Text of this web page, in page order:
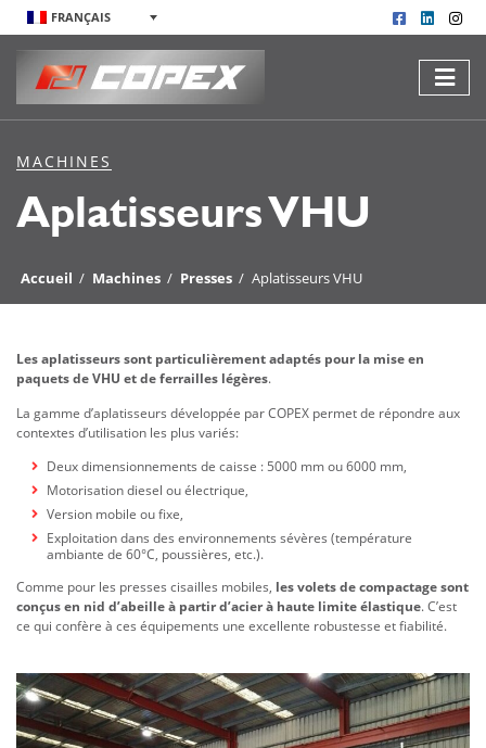
FRANÇAIS
MACHINES
Aplatisseurs VHU
Accueil / Machines / Presses / Aplatisseurs VHU
Les aplatisseurs sont particulièrement adaptés pour la mise en
paquets de VHU et de ferrailles légères.
La gamme d’aplatisseurs développée par COPEX permet de répondre aux
contextes d’utilisation les plus variés:
Deux dimensionnements de caisse : 5000 mm ou 6000 mm,
Motorisation diesel ou électrique,
Version mobile ou fixe,
Exploitation dans des environnements sévères (température
ambiante de 60°C, poussières, etc.).
Comme pour les presses cisailles mobiles, les volets de compactage sont
conçus en nid d’abeille à partir d’acier à haute limite élastique. C’est
ce qui confère à ces équipements une excellente robustesse et fiabilité.